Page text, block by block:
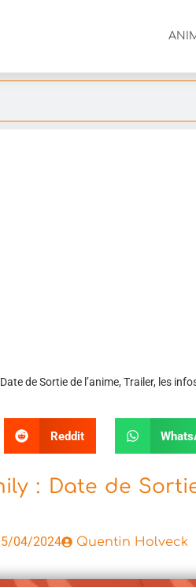
de Sortie de l’anime, Trailer, les
Reddit
: Date de
04/2024 Quentin Holveck